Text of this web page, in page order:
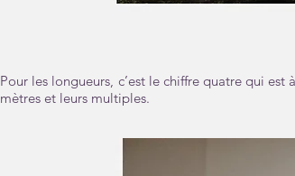
Pour les longueurs, c’est le chiffre quatre qui
mètres et leurs multiples.